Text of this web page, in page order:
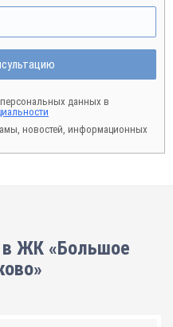
данных в
новостей, информационных
в ЖК «Большое